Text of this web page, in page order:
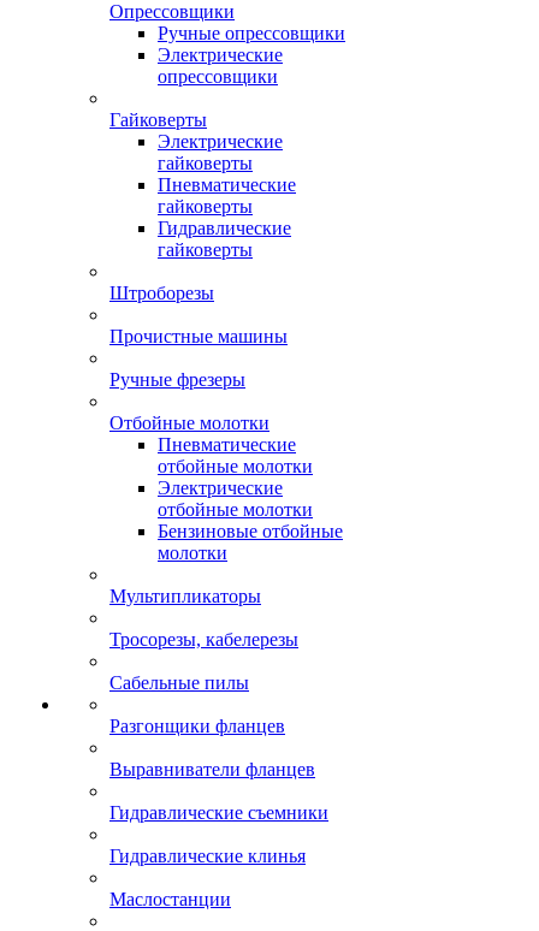
Опрессовщики
Ручные опрессовщики
Электрические
опрессовщики
Гайковерты
Электрические
гайковерты
Пневматические
гайковерты
Гидравлические
гайковерты
Штроборезы
Прочистные машины
Ручные фрезеры
Отбойные молотки
Пневматические
отбойные молотки
Электрические
отбойные молотки
Бензиновые отбойные
молотки
Мультипликаторы
Тросорезы, кабелерезы
Сабельные пилы
Разгонщики фланцев
Выравниватели фланцев
Гидравлические съемники
Гидравлические клинья
Маслостанции